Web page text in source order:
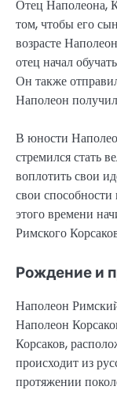
Отец Наполеона,
том, чтобы его
возрасте
отец начал
Он также
Наполеон
В юности
стремился стать
воплотить свои
свои
этого времени
Римского
Рождение и
Наполеон
Наполеон
Корсаков,
происходит из
протяжении